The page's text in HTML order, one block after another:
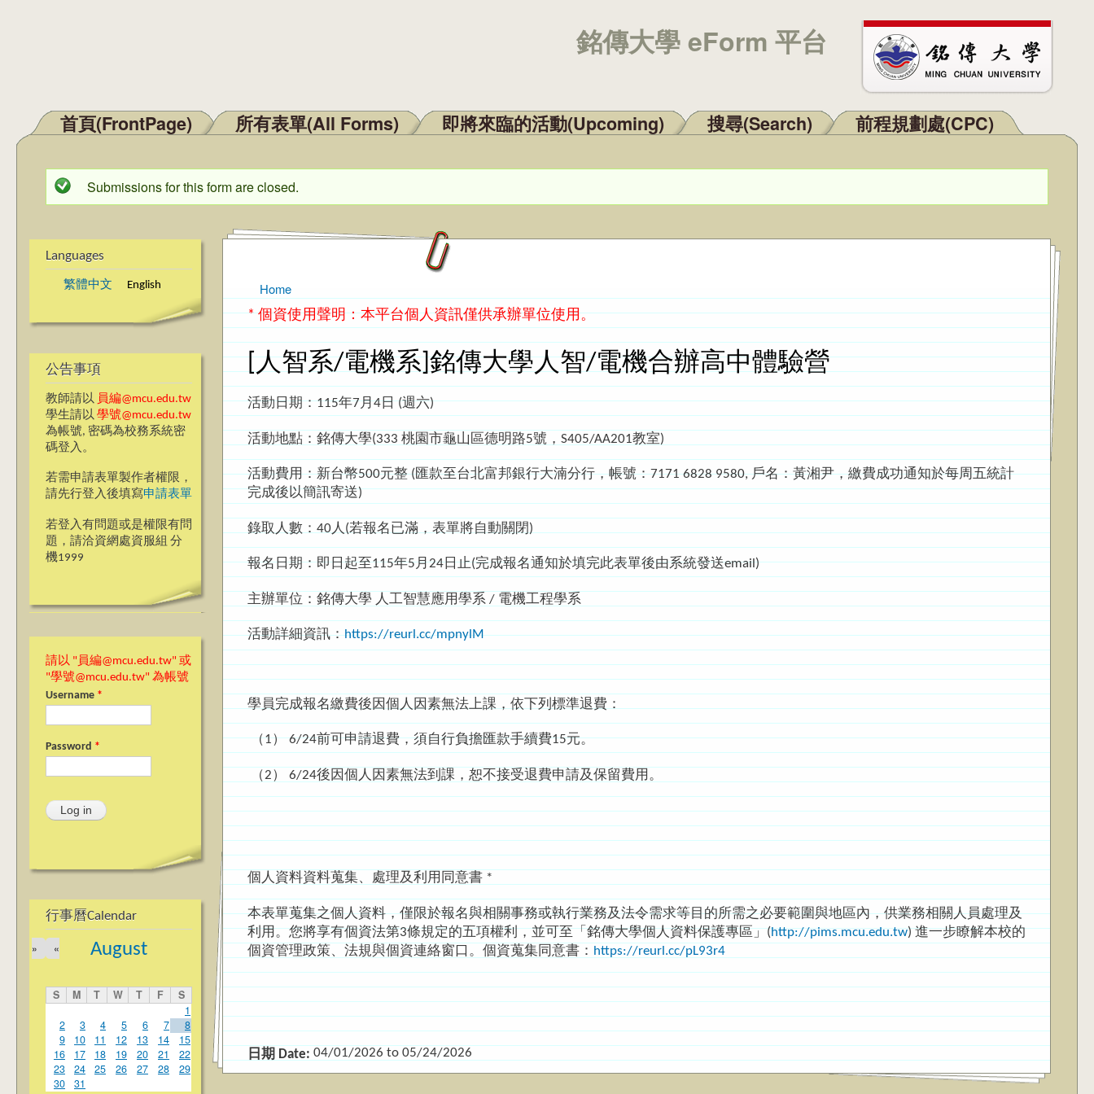
銘傳大學 eForm 平台
Main menu
首頁(FrontPage) 所有表單(All Forms) 即將來臨的活動(Upcoming) 搜尋(Search) 前程規劃處(CPC)
Status message
Submissions for this form are closed.
Languages
繁體中文 English
公告事項
教師請以 員編@mcu.edu.tw
學生請以 學號@mcu.edu.tw
為帳號, 密碼為校務系統密
碼登入。
若需申請表單製作者權限，
請先行登入後填寫申請表單
若登入有問題或是權限有問
題，請洽資網處資服組 分
機1999
請以 "員編@mcu.edu.tw" 或
"學號@mcu.edu.tw" 為帳號
Username *
Password *
行事曆Calendar
August
«
»
S M T W T F
S
1
2
3 4 5 6 7
8
9
10 11 12 13 14
15
16
17 18 19 20 21
22
23
24 25 26 27 28
29
30
31
You are here
Home
* 個資使用聲明：本平台個人資訊僅供承辦單位使用。
[人智系/電機系]銘傳大學人智/電機合辦高中體驗營
活動日期：115年7月4日 (週六)
活動地點：銘傳大學(333 桃園市龜山區德明路5號，S405/AA201教室)
活動費用：新台幣500元整 (匯款至台北富邦銀行大湳分行，帳號：7171 6828 9580, 戶名：黃湘尹，繳費成功通知於每周五統計
完成後以簡訊寄送)
錄取人數：40人(若報名已滿，表單將自動關閉)
報名日期：即日起至115年5月24日止(完成報名通知於填完此表單後由系統發送email)
主辦單位：銘傳大學 人工智慧應用學系 / 電機工程學系
活動詳細資訊：https://reurl.cc/mpnylM
學員完成報名繳費後因個人因素無法上課，依下列標準退費：
（1） 6/24前可申請退費，須自行負擔匯款手續費15元。
（2） 6/24後因個人因素無法到課，恕不接受退費申請及保留費用。
個人資料資料蒐集、處理及利用同意書 *
本表單蒐集之個人資料，僅限於報名與相關事務或執行業務及法令需求等目的所需之必要範圍與地區內，供業務相關人員處理及
利用。您將享有個資法第3條規定的五項權利，並可至「銘傳大學個人資料保護專區」(http://pims.mcu.edu.tw) 進一步瞭解本校的
個資管理政策、法規與個資連絡窗口。個資蒐集同意書： https://reurl.cc/pL93r4
日期 Date: 04/01/2026 to 05/24/2026